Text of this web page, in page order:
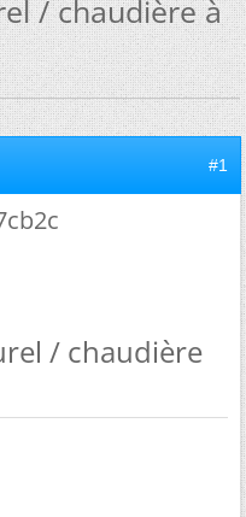
/ chaudière à
#1
/ chaudière